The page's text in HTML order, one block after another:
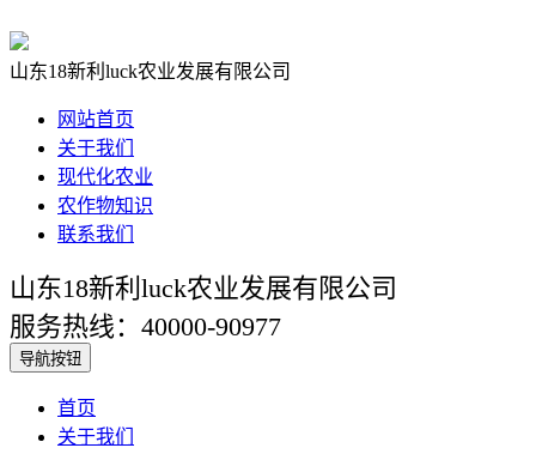
山东18新利luck农业发展有限公司
网站首页
关于我们
现代化农业
农作物知识
联系我们
山东18新利luck农业发展有限公司
服务热线：40000-90977
导航按钮
首页
关于我们